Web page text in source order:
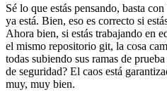
Sé lo que estás pensando, basta
ya está. Bien, eso es correcto si
Ahora bien, si estás trabajando en
el mismo repositorio git, la cosa
todas subiendo sus ramas de
de seguridad? El caos está
muy, muy bien.